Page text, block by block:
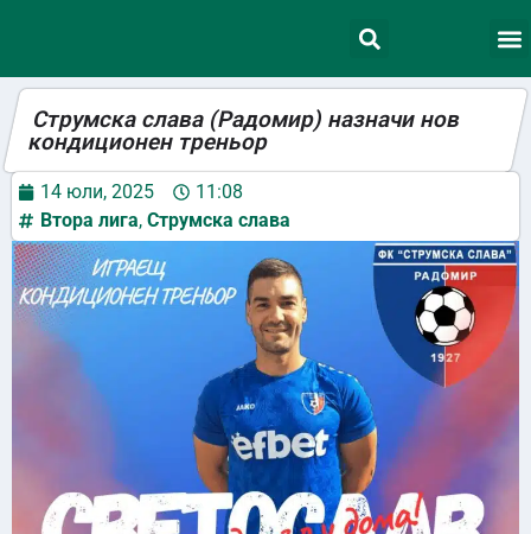
Струмска слава (Радомир) назначи нов
кондиционен треньор
14 юли, 2025
11:08
Втора лига, Струмска слава